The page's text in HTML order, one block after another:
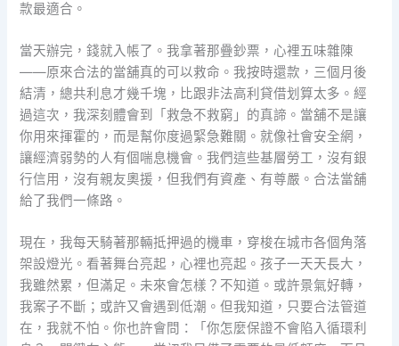
款最適合。
當天辦完，錢就入帳了。我拿著那疊鈔票，心裡五味雜陳
——原來合法的當舖真的可以救命。我按時還款，三個月後
結清，總共利息才幾千塊，比跟非法高利貸借划算太多。經
過這次，我深刻體會到「救急不救窮」的真諦。當舖不是讓
你用來揮霍的，而是幫你度過緊急難關。就像社會安全網，
讓經濟弱勢的人有個喘息機會。我們這些基層勞工，沒有銀
行信用，沒有親友奧援，但我們有資產、有尊嚴。合法當舖
給了我們一條路。
現在，我每天騎著那輛抵押過的機車，穿梭在城市各個角落
架設燈光。看著舞台亮起，心裡也亮起。孩子一天天長大，
我雖然累，但滿足。未來會怎樣？不知道。或許景氣好轉，
我案子不斷；或許又會遇到低潮。但我知道，只要合法管道
在，我就不怕。你也許會問：「你怎麼保證不會陷入循環利